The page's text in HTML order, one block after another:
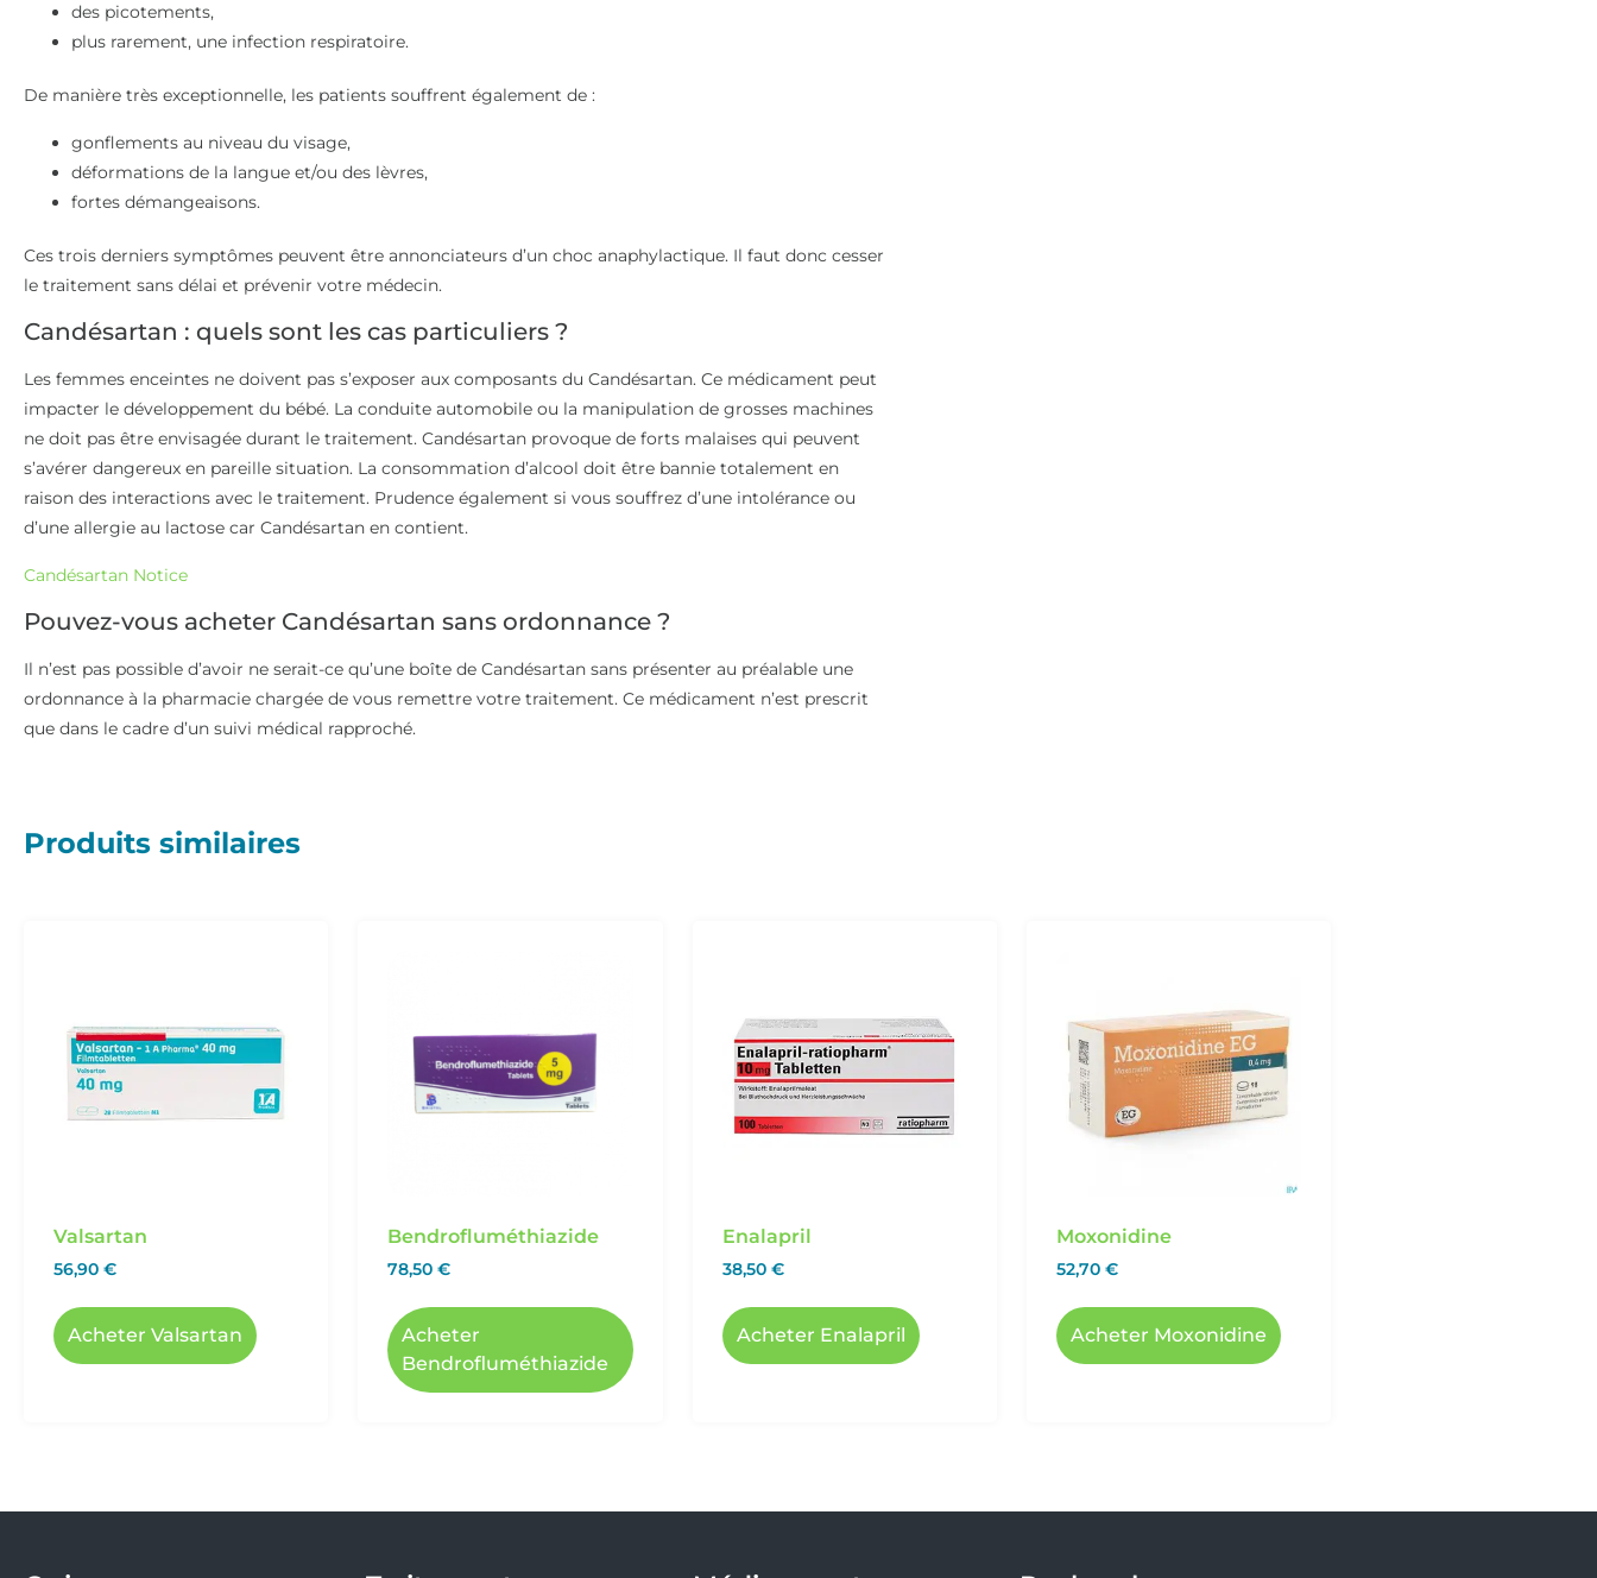
des picotements,
plus rarement, une infection respiratoire.
De manière très exceptionnelle, les patients souffrent également de :
gonflements au niveau du visage,
déformations de la langue et/ou des lèvres,
fortes démangeaisons.
Ces trois derniers symptômes peuvent être annonciateurs d’un choc anaphylactique. Il faut donc cesser
le traitement sans délai et prévenir votre médecin.
Candésartan : quels sont les cas particuliers ?
Les femmes enceintes ne doivent pas s’exposer aux composants du Candésartan. Ce médicament peut
impacter le développement du bébé. La conduite automobile ou la manipulation de grosses machines
ne doit pas être envisagée durant le traitement. Candésartan provoque de forts malaises qui peuvent
s’avérer dangereux en pareille situation. La consommation d’alcool doit être bannie totalement en
raison des interactions avec le traitement. Prudence également si vous souffrez d’une intolérance ou
d’une allergie au lactose car Candésartan en contient.
Candésartan Notice
Pouvez-vous acheter Candésartan sans ordonnance ?
Il n’est pas possible d’avoir ne serait-ce qu’une boîte de Candésartan sans présenter au préalable une
ordonnance à la pharmacie chargée de vous remettre votre traitement. Ce médicament n’est prescrit
que dans le cadre d’un suivi médical rapproché.
Produits similaires
Valsartan
56,90 €
Acheter Valsartan
Bendrofluméthiazide
78,50€
Acheter
Bendrofluméthiazide
Enalapril
38,50 €
Acheter Enalapril
Moxonidine
52,70 €
Acheter Moxonidine